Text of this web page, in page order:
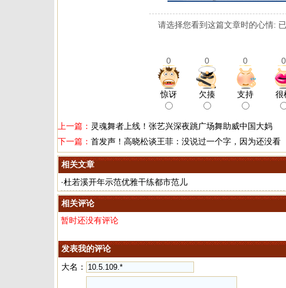
请选择您看到这篇文章时的心情:
0 0 0 0
惊讶 欠揍 支持 很
上一篇： 灵魂舞者上线！张艺兴深夜跳广场舞助威中国大妈
下一篇： 首发声！高晓松谈王菲：没说过一个字，因为还没看
相关文章
·杜若溪开年示范优雅干练都市范儿
相关评论
暂时还没有评论
发表我的评论
大名：